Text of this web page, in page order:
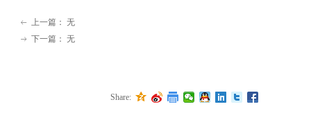
ꂃ 上一篇： 无
ꁹ 下一篇： 无
Share: